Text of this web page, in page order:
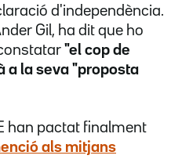
d'independència.
Gil, ha dit que ho
"el cop de
a la seva "proposta
han pactat finalment
als mitjans